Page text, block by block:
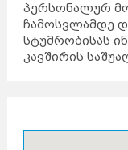
პერსონალურ
ჩამოსვლამდე
სტუმრობისას
კავშირის